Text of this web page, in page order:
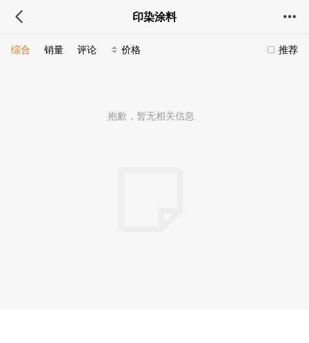
印染涂料
推荐
综合 销量 评论 价格
抱歉，暂无相关信息